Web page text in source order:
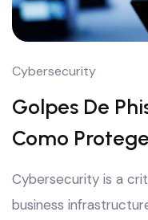
Cybersecurity
Golpes De
Como
Cybersecurity is a
business